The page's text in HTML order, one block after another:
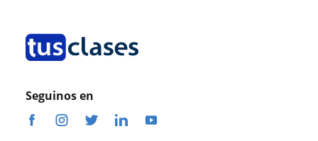
Seguinos en